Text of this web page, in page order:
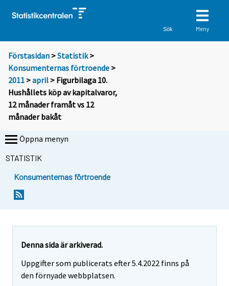
Sök Meny
Förstasidan >Statistik >
Konsumenternas förtroende >
2011 >april > Figurbilaga 10.
Hushållets köp av kapitalvaror,
12 månader framåt vs 12
månader bakåt
Öppna menyn
STATISTIK
Konsumenternas förtroende
Denna sida är arkiverad.
Uppgifter som publicerats efter 5.4.2022 finns på
den förnyade webbplatsen.